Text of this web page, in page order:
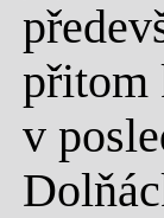
přitom
v